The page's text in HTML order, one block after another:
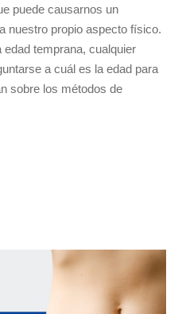
puede causarnos un
nuestro propio aspecto físico.
temprana, cualquier
a cuál es la edad para
sobre los métodos de